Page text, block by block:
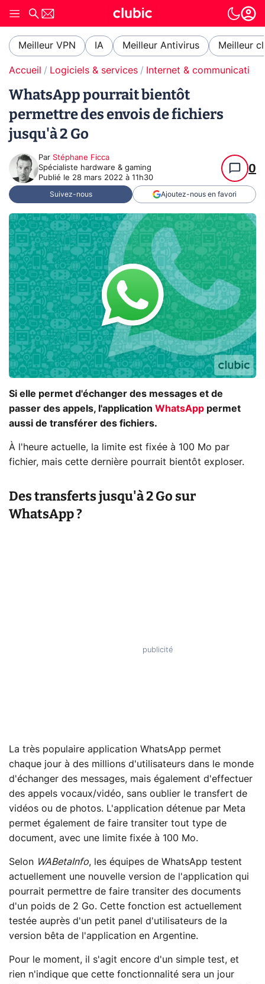
Meilleur VPN IA Meilleur Antivirus Meilleur
Accueil Logiciels & services Internet & communication
WhatsApp pourrait bientôt
permettre des envois de fichiers
jusqu'à 2 Go
Par Stéphane Ficca
Spécialiste hardware & gaming
Publié le 28 mars 2022 à 11h30
0
Suivez-nous Ajoutez-nous en favori
Si elle permet d'échanger des messages et de
passer des appels, l'application WhatsApp permet
aussi de transférer des fichiers.
À l'heure actuelle, la limite est fixée à 100 Mo par
fichier, mais cette dernière pourrait bientôt exploser.
Des transferts jusqu'à 2 Go sur
WhatsApp ?
La très populaire application WhatsApp permet
chaque jour à des millions d'utilisateurs dans le monde
d'échanger des messages, mais également d'effectuer
des appels vocaux/vidéo, sans oublier le transfert de
vidéos ou de photos. L'application détenue par Meta
permet également de faire transiter tout type de
document, avec une limite fixée à 100 Mo.
Selon WABetaInfo, les équipes de WhatsApp testent
actuellement une nouvelle version de l'application qui
pourrait permettre de faire transiter des documents
d'un poids de 2 Go. Cette fonction est actuellement
testée auprès d'un petit panel d'utilisateurs de la
version bêta de l'application en Argentine.
Pour le moment, il s'agit encore d'un simple test, et
rien n'indique que cette fonctionnalité sera un jour